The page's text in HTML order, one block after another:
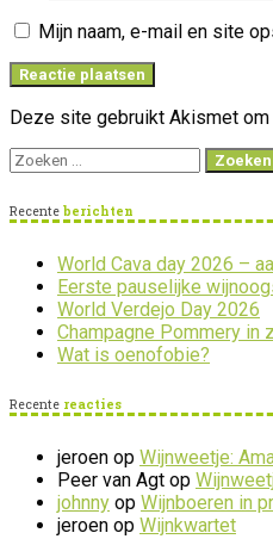
Mijn naam, e-mail en site
Deze site gebruikt Akismet
Zoeken
Recente berichten
World Cava day 2026 –
Eerste pauselijke
World Verdejo Day 2026
Champagne Pommery in
Wat is oenofobie?
Recente reacties
jeroen op Wijnweetje:
Peer van Agt op
johnny op Wijnboeren in
jeroen op Wijnkwartet